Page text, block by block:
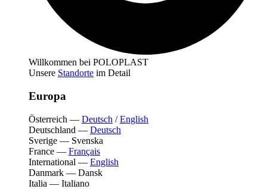
Willkommen bei POLOPLAST
Unsere Standorte im Detail
Europa
Österreich — Deutsch /English
Deutschland — Deutsch
Sverige — Svenska
France — Français
International — English
Danmark — Dansk
Italia — Italiano